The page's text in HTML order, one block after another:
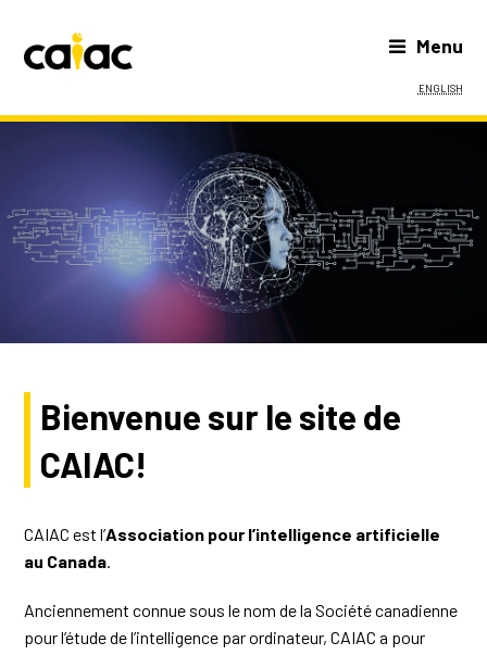
Menu
English
Bienvenue sur le site de
CAIAC!
CAIAC est l’Association pour l’intelligence artificielle
au Canada
Anciennement connue sous le nom de la Société canadienne
pour l’étude de l’intelligence par ordinateur, CAIAC a pour